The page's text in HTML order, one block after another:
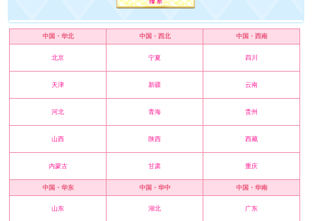
中国・华北
北京
天津
河北
山西
内蒙古
中国・西北
宁夏
新疆
青海
陕西
甘肃
中国・西南
四川
云南
贵州
西藏
重庆
中国・华东
山东
中国・华中
湖北
中国・华南
广东